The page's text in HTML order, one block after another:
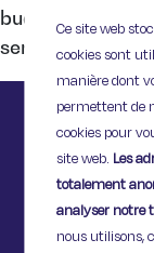
Ce site web
cookies sont
manière dont
permettent de
cookies pour
site web. Les
totalement
analyser notre
nous utilisons,
budget, s’allie
sera donc pas